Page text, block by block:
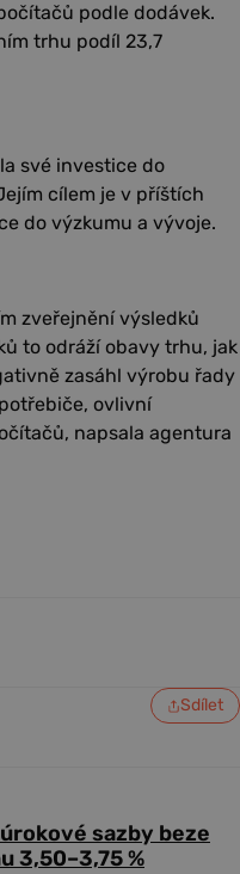
podle dodávek.
trhu podíl 23,7
své investice do
cílem je v příštích
do výzkumu a vývoje.
zveřejnění výsledků
to odráží obavy trhu, jak
zasáhl výrobu řady
ovlivní
napsala agentura
Sdílet
sazby beze
3,50–3,75 %